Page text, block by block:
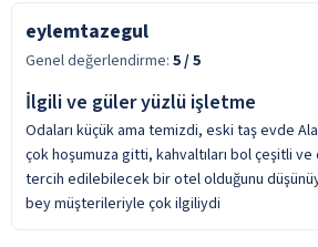
eylemtazegul
Genel değerlendirme: 5/ 5
İlgili ve güler yüzlü işletme
Odaları küçük ama temizdi, eski taş evde
çok hoşumuza gitti, kahvaltıları bol çeşitli
tercih edilebilecek bir otel olduğunu
bey müşterileriyle çok ilgiliydi